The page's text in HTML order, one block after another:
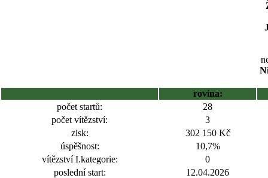
rovina:
počet startů:
28
počet vítězství:
3
zisk:
302 150 Kč
úspěšnost:
10,7%
vítězství I.kategorie:
0
poslední start:
12.04.2026